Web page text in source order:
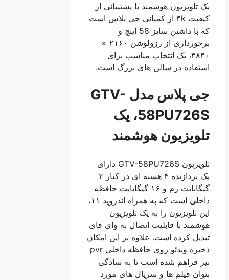
یک تلویزیون هوشمند با پشتیبانی از
کیفیت ۴k از کمپانی جی پلاس است
که با داشتن سایز 58 اینچ و
برخورداری از رزولوشن ۲۱۶۰ ×
۳۸۴۰، یک انتخاب مناسب برای
استفاده در سالن های بزرگ است.
جی پلاس مدل GTV-
58PU726S، یک
تلویزیون هوشمند
تلویزیون GTV-58PU726S دارای
گیگابایت رم و ۱۶ گیگابایت حافظه
داخلی است که به همراه اندروید ۱۱،
این تلویزیون را به یک تلویزیون
هوشمند با قابلیت اتصال به وای فای
تبدیل کرده است. علاوه بر این امکان
ذخیره ویدئو روی حافظه داخلی pvr
نیز فراهم شده است تا به سادگی
بتوان فیلم ها و سریال های مورد